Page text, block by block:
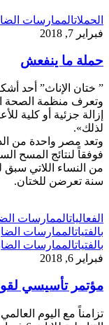
الحملاتالممارسات
فبراير 7, 2018
حملة ما ينفعش
” ختان الإناث” أحد
وتعرف منظمة الصحة
إزالة جزئية أو كلية
لذلك».
وتعد مصر واحدة من
سنة تعرضن للختان.
الفعالياتالممارسات
بالفتياتالممارسات
بالفتياتالممارسات
فبراير 6, 2018
مؤتمر تأسيسي
تزامناً مع اليوم